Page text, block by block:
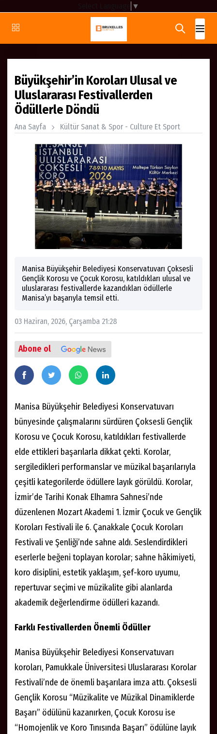
▼
Büyükşehir’in Koroları Ulusal ve
Uluslararası Festivallerden
Ödüllerle Döndü
Ana Sayfa Kültür Sanat & Spor - Culture Et Sport
Manisa Büyükşehir Belediyesi Konservatuvarı Çoksesli
Gençlik Korosu ve Çocuk Korosu, katıldıkları ulusal ve
uluslararası festivallerde kazandıkları ödüllerle
Manisa’yı başarıyla temsil etti.
03 Haziran, 2026, Çarşamba 21:28
Abone ol
Manisa Büyükşehir Belediyesi Konservatuvarı
bünyesinde çalışmalarını sürdüren Çoksesli Gençlik
Korosu ve Çocuk Korosu, katıldıkları festivallerde
elde ettikleri başarılarla dikkat çekti. Korolar,
sergiledikleri performanslar ve müzikal başarılarıyla
çeşitli kategorilerde ödüllere layık görüldü. Korolar,
İzmir’de Tarihi Konak Elhamra Sahnesi’nde
düzenlenen Mozart Akademi 1. İzmir Çocuk ve Gençlik
Koroları Festivali ile 6. Çanakkale Çocuk Koroları
Festivali ve Şenliği’nde sahne aldı. Seslendirdikleri
eserlerle beğeni toplayan korolar; sahne hâkimiyeti,
koro disiplini, estetik yaklaşım, şef-koro uyumu,
repertuvar seçimi ve müzikalite gibi alanlarda
akademik değerlendirme ödülleri kazandı.
Farklı Festivallerden Önemli Ödüller
Manisa Büyükşehir Belediyesi Konservatuvarı
koroları, Pamukkale Üniversitesi Uluslararası Korolar
Festivali’nde de önemli başarılara imza attı. Çoksesli
Gençlik Korosu “Müzikalite ve Müzikal Dinamiklerde
Başarı” ödülünü kazanırken, Çocuk Korosu ise
“Homojenlik ve Koro Tınısında Başarı” ödülüne layık